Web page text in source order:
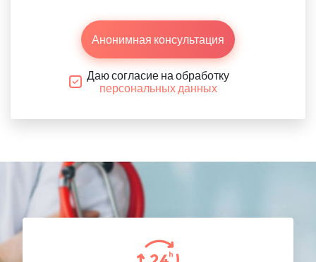
Анонимная консультация
Даю согласие на обработку
персональных данных